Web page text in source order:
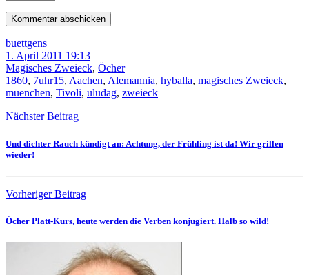
buettgens
1. April 2011 19:13
Magisches Zweieck, Öcher
1860, 7uhr15, Aachen, Alemannia, hyballa, magisches Zweieck,
muenchen, Tivoli, uludag, zweieck
Nächster Beitrag
Und dichter Rauch kündigt an: Achtung, der Frühling ist da! Wir grillen
wieder!
Vorheriger Beitrag
Öcher Platt-Kurs, heute werden die Verben konjugiert. Halb so wild!